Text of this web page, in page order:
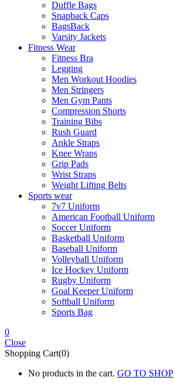
Duffle Bags
Snapback Caps
BagsBack
Varsity Jackets
Fitness Wear
Fitness Bra
Legging
Men Workout Hoodies
Men Stringers
Men Gym Pants
Compression Shorts
Training Bibs
Rush Guard
Ankle Straps
Knee Wraps
Grip Pads
Wrist Straps
Weight Lifting Belts
Sports wear
7v7 Uniform
American Football Uniform
Soccer Uniform
Basketball Uniform
Baseball Uniform
Volleyball Uniform
Ice Hockey Uniform
Rugby Uniform
Goal Keeper Uniform
Softball Uniform
Sports Bag
0
Close
Shopping Cart(0)
No products in the cart. GO TO SHOP